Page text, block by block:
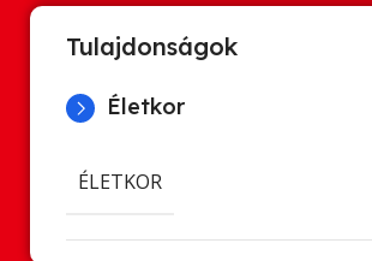
Tulajdonságok
Életkor
ÉLETKOR